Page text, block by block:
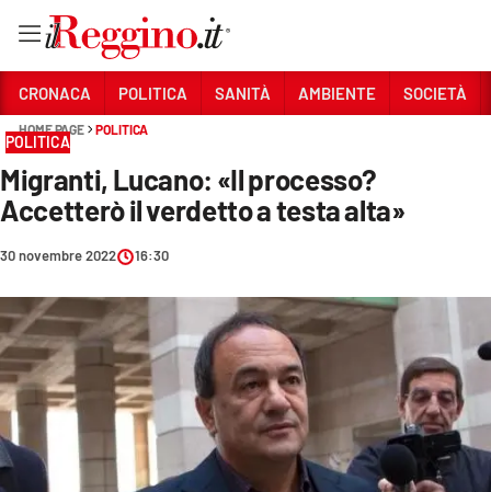
Sezioni
CRONACA
AMBIENTE
SOCIETÀ
CULTURA
ECONOMIA E LAVORO
CRONACA POLITICA SANITÀ AMBIENTE SOCIETÀ
HOME PAGE POLITICA
POLITICA
Migranti, Lucano: «Il processo?
Accetterò il verdetto a testa alta»
30 novembre 2022 16:30